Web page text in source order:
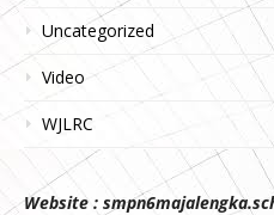
Uncategorized
Video
WJLRC
Website :